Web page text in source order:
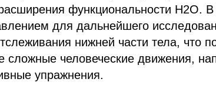
функциональности H2O.
для дальнейшего
нижней части тела, что
сложные человеческие движения,
упражнения.
— обязательна